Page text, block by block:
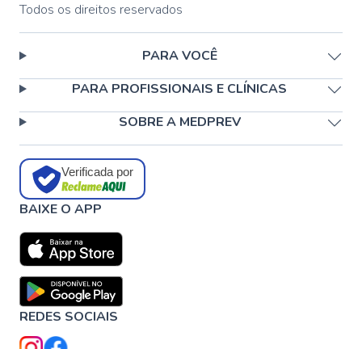
Todos os direitos reservados
PARA VOCÊ
PARA PROFISSIONAIS E CLÍNICAS
SOBRE A MEDPREV
Verificada por
BAIXE O APP
REDES SOCIAIS